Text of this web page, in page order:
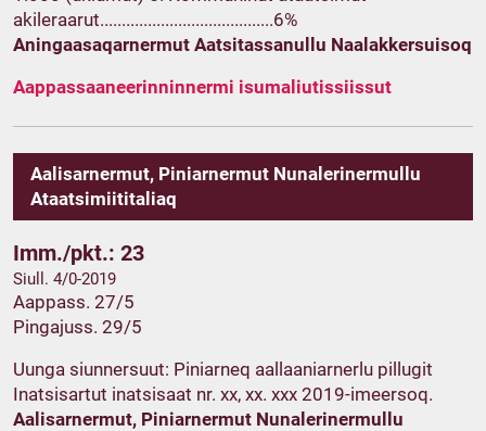
akileraarut........................................6%
Aningaasaqarnermut Aatsitassanullu Naalakkersuisoq
Aappassaaneerinninnermi isumaliutissiissut
Aalisarnermut, Piniarnermut Nunalerinermullu
Ataatsimiititaliaq
Imm./pkt.: 23
Siull. 4/0-2019
Aappass. 27/5
Pingajuss. 29/5
Uunga siunnersuut: Piniarneq aallaaniarnerlu pillugit
Inatsisartut inatsisaat nr. xx, xx. xxx 2019-imeersoq.
Aalisarnermut, Piniarnermut Nunalerinermullu